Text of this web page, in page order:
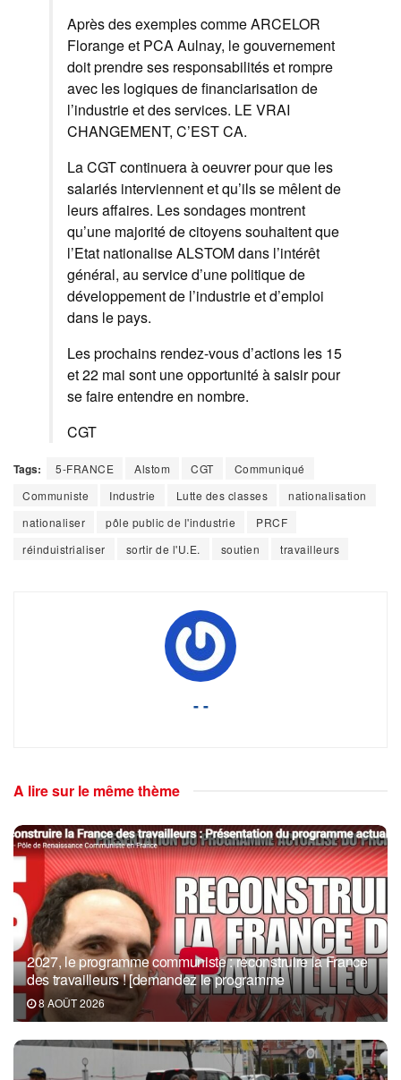
Après des exemples comme ARCELOR
Florange et PCA Aulnay, le gouvernement
doit prendre ses responsabilités et rompre
avec les logiques de financiarisation de
l’industrie et des services. LE VRAI
CHANGEMENT, C’EST CA.
La CGT continuera à oeuvrer pour que les
salariés interviennent et qu’ils se mêlent de
leurs affaires. Les sondages montrent
qu’une majorité de citoyens souhaitent que
l’Etat nationalise ALSTOM dans l’intérêt
général, au service d’une politique de
développement de l’industrie et d’emploi
dans le pays.
Les prochains rendez-vous d’actions les 15
et 22 mai sont une opportunité à saisir pour
se faire entendre en nombre.
CGT
Tags: 5-FRANCE Alstom CGT
Communiqué
Communiste
Industrie Lutte des classes
nationalisation
nationaliser
pôle public de l'industrie
PRCF
réinduistrialiser
sortir de l'U.E. soutien travailleurs
- -
A lire sur le même thème
2027, le programme communiste : reconstruire la France
des travailleurs ! [demandez le programme
8 AOÛT 2026